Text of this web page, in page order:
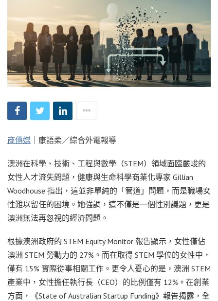
商傳媒 ｜康語柔／綜合外電報導
澳洲在科學、技術、工程與數學（STEM）領域面臨嚴峻的
女性人才流失問題，健康與生命科學商業化專家 Gillian
Woodhouse 指出，這並非單純的「管道」問題，而是職場女
性難以留任的困境。她強調，這不僅是一個性別議題，更是
澳洲無法再忽視的經濟問題。
根據澳洲政府的 STEM Equity Monitor 報告顯示，女性僅佔
澳洲 STEM 勞動力的 27%。而在取得 STEM 學位的女性中，
僅有 15% 實際從事相關工作。更令人憂心的是，澳洲 STEM
產業中，女性擔任執行長（CEO）的比例僅有 12%。在創業
方面，《State of Australian Startup Funding》報告揭露，全